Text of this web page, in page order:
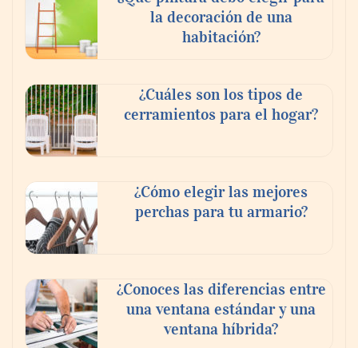
la decoración de una
habitación?
¿Cuáles son los tipos de
cerramientos para el hogar?
¿Cómo elegir las mejores
perchas para tu armario?
¿Conoces las diferencias entre
una ventana estándar y una
ventana híbrida?